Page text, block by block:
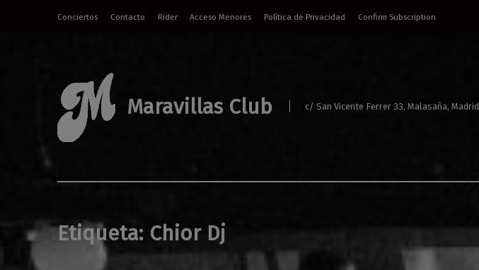
Conciertos
Contacto Rider Acceso Menores Política de Privacidad Confirm Subscription
Maravillas Club c/ San Vicente Ferrer 33, Malasaña, Madrid
Etiqueta: Chior Dj